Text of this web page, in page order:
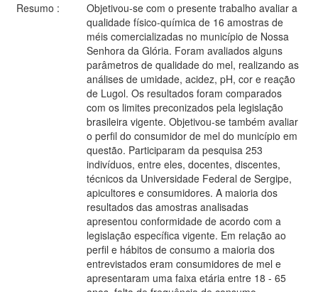
Resumo :
Objetivou-se com o presente trabalho avaliar a
qualidade físico-química de 16 amostras de
méis comercializadas no município de Nossa
Senhora da Glória. Foram avaliados alguns
parâmetros de qualidade do mel, realizando as
análises de umidade, acidez, pH, cor e reação
de Lugol. Os resultados foram comparados
com os limites preconizados pela legislação
brasileira vigente. Objetivou-se também avaliar
o perfil do consumidor de mel do município em
questão. Participaram da pesquisa 253
indivíduos, entre eles, docentes, discentes,
técnicos da Universidade Federal de Sergipe,
apicultores e consumidores. A maioria dos
resultados das amostras analisadas
apresentou conformidade de acordo com a
legislação específica vigente. Em relação ao
perfil e hábitos de consumo a maioria dos
entrevistados eram consumidores de mel e
apresentaram uma faixa etária entre 18 - 65